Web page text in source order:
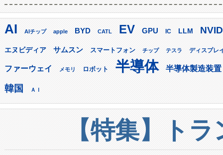
AI AIチップ apple BYD CATL EV GPU IC LLM
エヌビディア サムスン スマートフォン チップ テスラ ディスプレ
ファーウェイ メモリ ロボット 半導体 半導体製造装置
韓国 ＡＩ
【特集】ト